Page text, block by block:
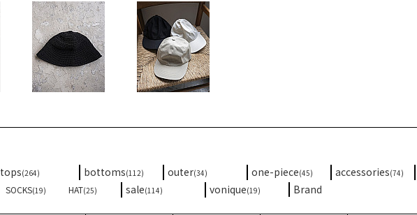
tops(264) bottoms(112) outer(34) one-piece(45) accessories(74)
SOCKS(19) HAT(25) sale(114) vonique(19) Brand